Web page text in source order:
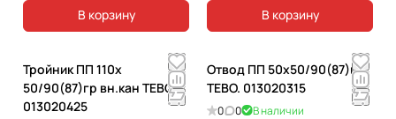
В корзину
В корзину
Тройник ПП 110х
50/90(87)гр вн.кан ТЕВО.
013020425
Отвод ПП 50х50/90(87)гр.
ТЕВО. 013020315
0 0 В наличии